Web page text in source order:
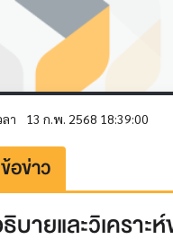
า 13 ก.พ. 2568 18:39:00
อข่าว
บายและวิเครา